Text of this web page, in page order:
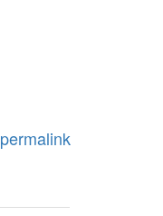
permalink